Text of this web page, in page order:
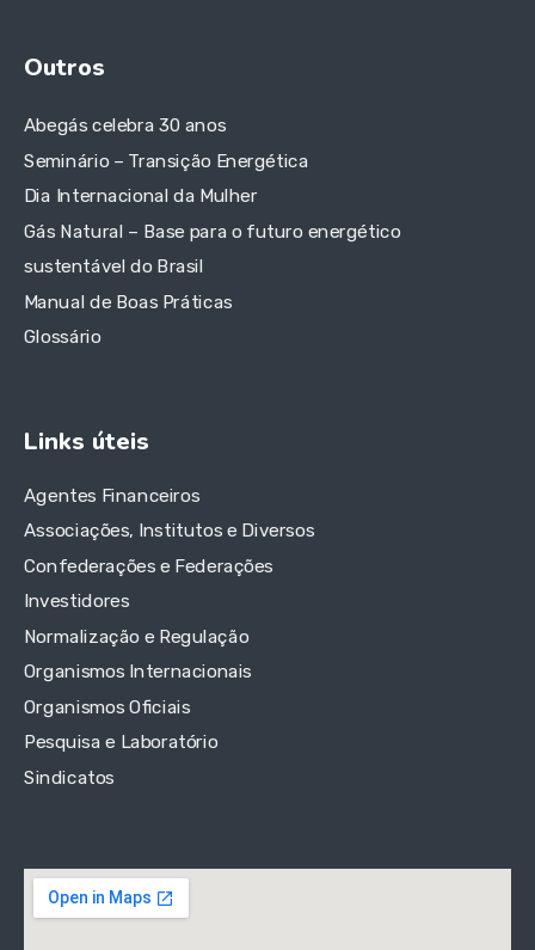
Outros
Abegás celebra 30 anos
Seminário – Transição Energética
Dia Internacional da Mulher
Gás Natural – Base para o futuro energético
sustentável do Brasil
Manual de Boas Práticas
Glossário
Links úteis
Agentes Financeiros
Associações, Institutos e Diversos
Confederações e Federações
Investidores
Normalização e Regulação
Organismos Internacionais
Organismos Oficiais
Pesquisa e Laboratório
Sindicatos